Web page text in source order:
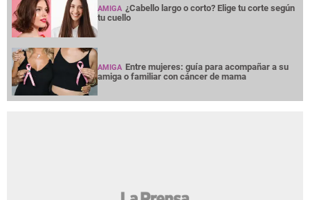
AMIGA ¿Cabello largo o corto? Elige tu corte según
tu cuello
AMIGA Entre mujeres: guía para acompañar a su
amiga o familiar con cáncer de mama